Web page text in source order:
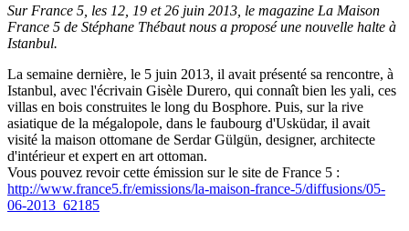
Sur France 5, les 12, 19 et 26 juin 2013, le magazine La Maison
France 5 de Stéphane Thébaut nous a proposé une nouvelle halte à
Istanbul.
La semaine dernière, le 5 juin 2013, il avait présenté sa rencontre, à
Istanbul, avec l'écrivain Gisèle Durero, qui connaît bien les yali, ces
villas en bois construites le long du Bosphore. Puis, sur la rive
asiatique de la mégalopole, dans le faubourg d'Usküdar, il avait
visité la maison ottomane de Serdar Gülgün, designer, architecte
d'intérieur et expert en art ottoman.
Vous pouvez revoir cette émission sur le site de France 5 :
http://www.france5.fr/emissions/la-maison-france-5/diffusions/05-
06-2013_62185